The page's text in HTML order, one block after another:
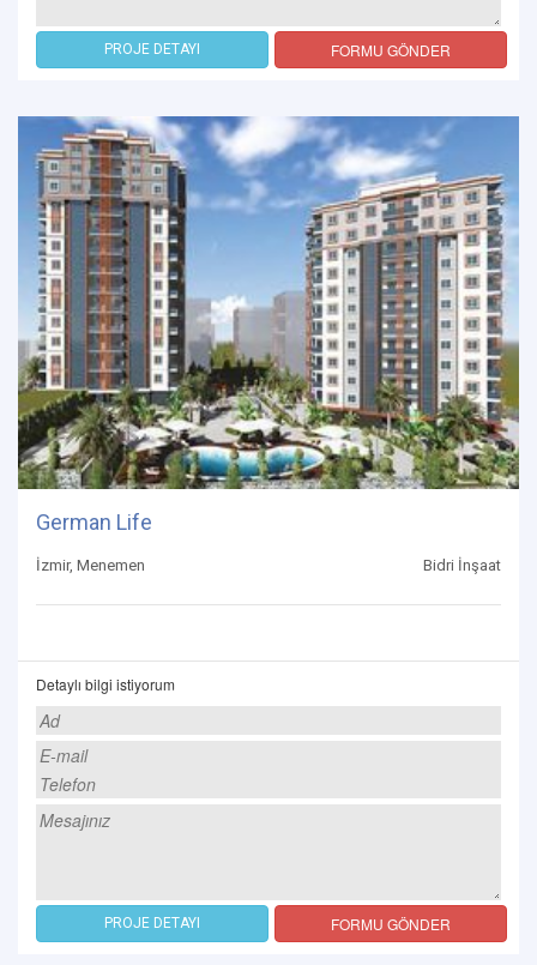
PROJE DETAYI FORMU GÖNDER
German Life
İzmir, Menemen Bidri İnşaat
Detaylı bilgi istiyorum
PROJE DETAYI FORMU GÖNDER